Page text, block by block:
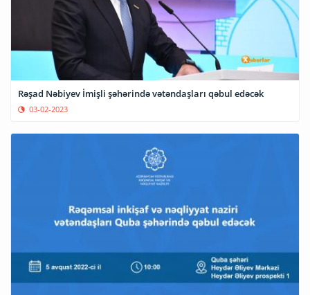
Rəşad Nəbiyev İmişli şəhərində vətəndaşları qəbul edəcək
03-02-2023